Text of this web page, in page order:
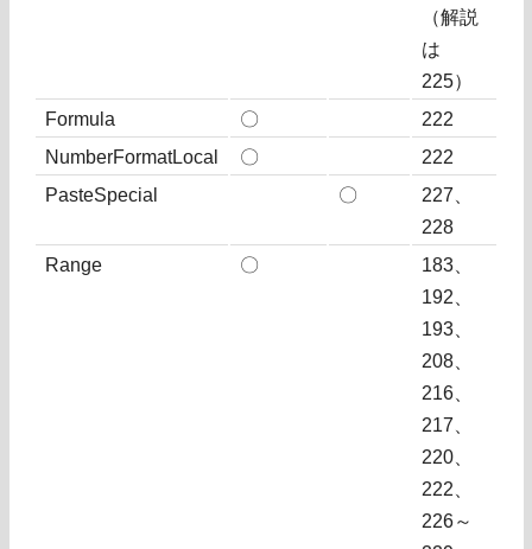
（解説
は
225）
Formula
〇
222
NumberFormatLocal
〇
222
PasteSpecial
〇
227、
228
Range
〇
183、
192、
193、
208、
216、
217、
220、
222、
226～